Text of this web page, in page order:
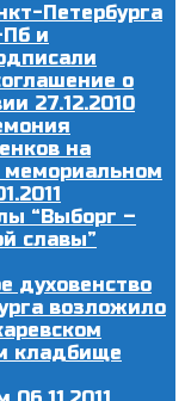
Петербурга
и
о
27.12.2010
на
мемориальном
“Выборг –
славы”
духовенство
возложило
кладбище